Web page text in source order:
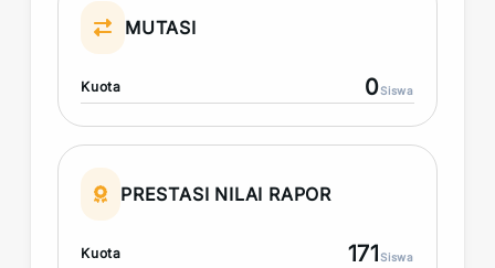
MUTASI
Kuota 0Siswa
PRESTASI NILAI RAPOR
Kuota 171Siswa